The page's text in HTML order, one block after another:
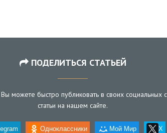
ПОДЕЛИТЬСЯ СТАТЬЕЙ
можете быстро публиковать в своих социальных
статьи на нашем сайте.
Одноклассники Мой Мир X